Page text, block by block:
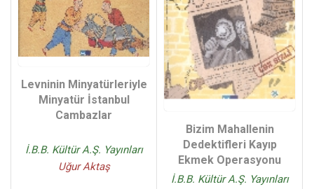
Levninin Minyatürleriyle
Minyatür İstanbul
Cambazlar
İ.B.B. Kültür A.Ş. Yayınları
Uğur Aktaş
Bizim Mahallenin
Dedektifleri Kayıp
Ekmek Operasyonu
İ.B.B. Kültür A.Ş. Yayınları